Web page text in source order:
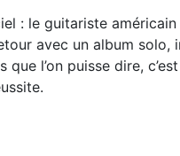
: le guitariste
avec un album solo,
que l’on puisse dire, c’est